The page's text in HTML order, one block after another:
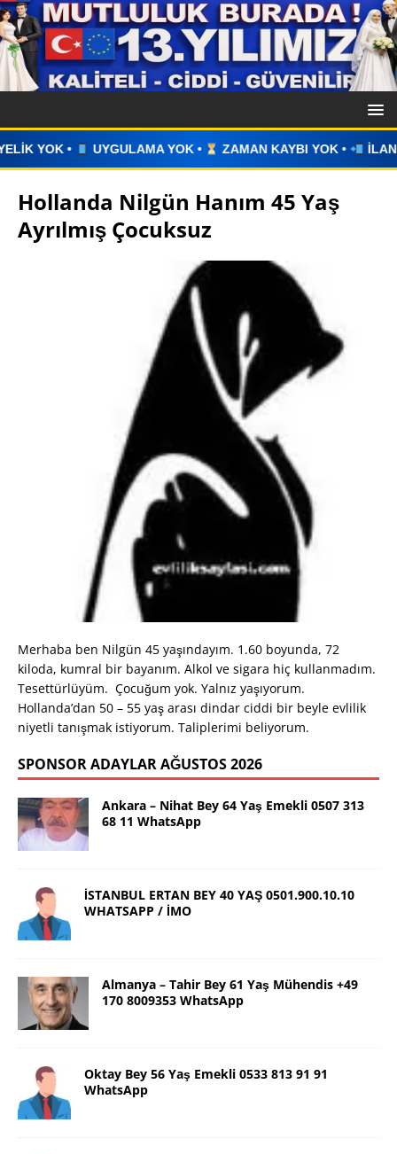
YOK • ZAMAN KAYBI YOK • İLAN VERİN • WHATSAPP
Hollanda Nilgün Hanım 45 Yaş
Ayrılmış Çocuksuz
Merhaba ben Nilgün 45 yaşındayım. 1.60 boyunda, 72
kiloda, kumral bir bayanım. Alkol ve sigara hiç kullanmadım.
Tesettürlüyüm. Çocuğum yok. Yalnız yaşıyorum.
Hollanda’dan 50 – 55 yaş arası dindar ciddi bir beyle evlilik
niyetli tanışmak istiyorum. Taliplerimi beliyorum.
SPONSOR ADAYLAR AĞUSTOS 2026
Ankara – Nihat Bey 64 Yaş Emekli 0507 313
68 11 WhatsApp
İSTANBUL ERTAN BEY 40 YAŞ 0501.900.10.10
WHATSAPP / İMO
Almanya – Tahir Bey 61 Yaş Mühendis +49
170 8009353 WhatsApp
Oktay Bey 56 Yaş Emekli 0533 813 91 91
WhatsApp